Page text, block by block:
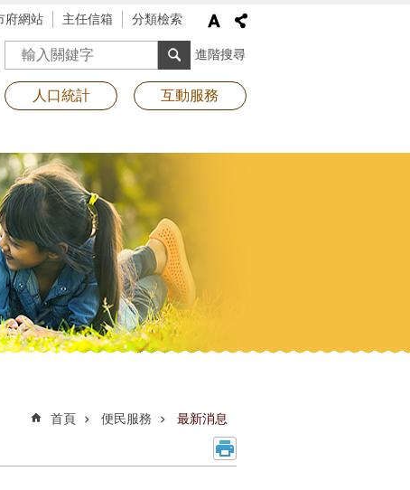
府網站 主任信箱 分類檢索
搜尋 進階搜尋
人口統計 互動服務
首頁 便民服務 最新消息